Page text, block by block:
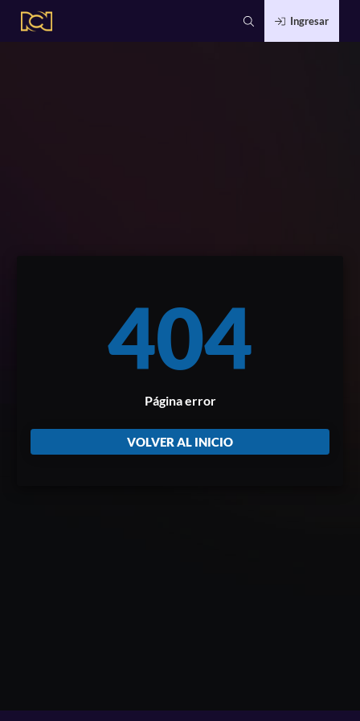
Ingresar
404
Página error
VOLVER AL INICIO